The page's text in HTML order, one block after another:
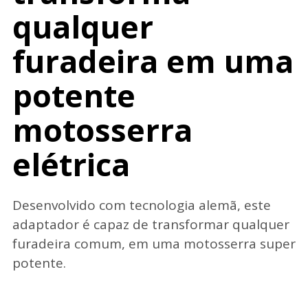
qualquer
furadeira em uma
potente
motosserra
elétrica
Desenvolvido com tecnologia alemã, este
adaptador é capaz de transformar qualquer
furadeira comum, em uma motosserra super
potente.